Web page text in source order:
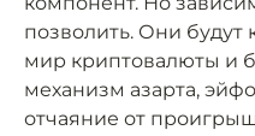
позволить. Они будут
мир криптовалюты и
механизм азарта,
отчаяние от